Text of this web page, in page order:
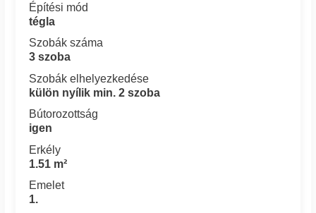
Építési mód
tégla
Szobák száma
3 szoba
Szobák elhelyezkedése
külön nyílik min. 2 szoba
Bútorozottság
igen
Erkély
1.51 m²
Emelet
1.